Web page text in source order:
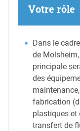
Votre rôle
Dans le
de
principale
des
fabrication
plastiques et
transfert de